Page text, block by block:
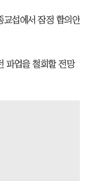
교섭에서 잠정 합의안
파업을 철회할 전망